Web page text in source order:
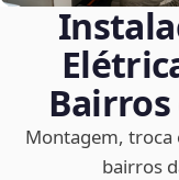
Bairros
Montagem, troca
bairros